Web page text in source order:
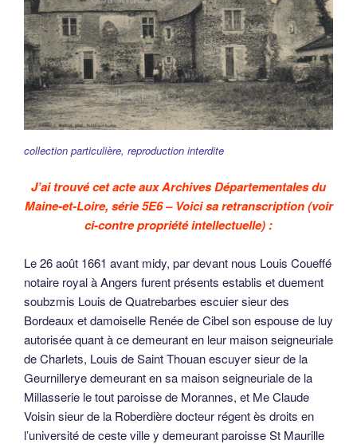
collection particulière, reproduction interdite
J’ai trouvé cet acte aux Archives Départementales du
Maine-et-Loire, série 5E6 – Voici sa retranscription (voir
ci-contre propriété intellectuelle) :
Le 26 août 1661 avant midy, par devant nous Louis Coueffé
notaire royal à Angers furent présents establis et duement
soubzmis Louis de Quatrebarbes escuier sieur des
Bordeaux et damoiselle Renée de Cibel son espouse de luy
autorisée quant à ce demeurant en leur maison seigneuriale
de Charlets, Louis de Saint Thouan escuyer sieur de la
Geurnillerye demeurant en sa maison seigneuriale de la
Millasserie le tout paroisse de Morannes, et Me Claude
Voisin sieur de la Roberdière docteur régent ès droits en
l’université de ceste ville y demeurant paroisse St Maurille